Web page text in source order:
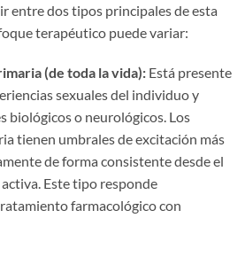
entre dos tipos principales de esta
terapéutico puede variar:
(de toda la vida): Está presente
sexuales del individuo y
biológicos o neurológicos. Los
tienen umbrales de excitación más
de forma consistente desde el
Este tipo responde
farmacológico con